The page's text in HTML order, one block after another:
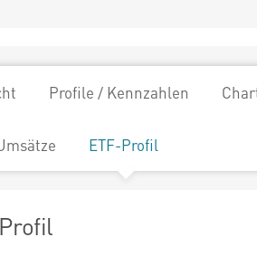
Profile / Kennzahlen
ETF-Profil